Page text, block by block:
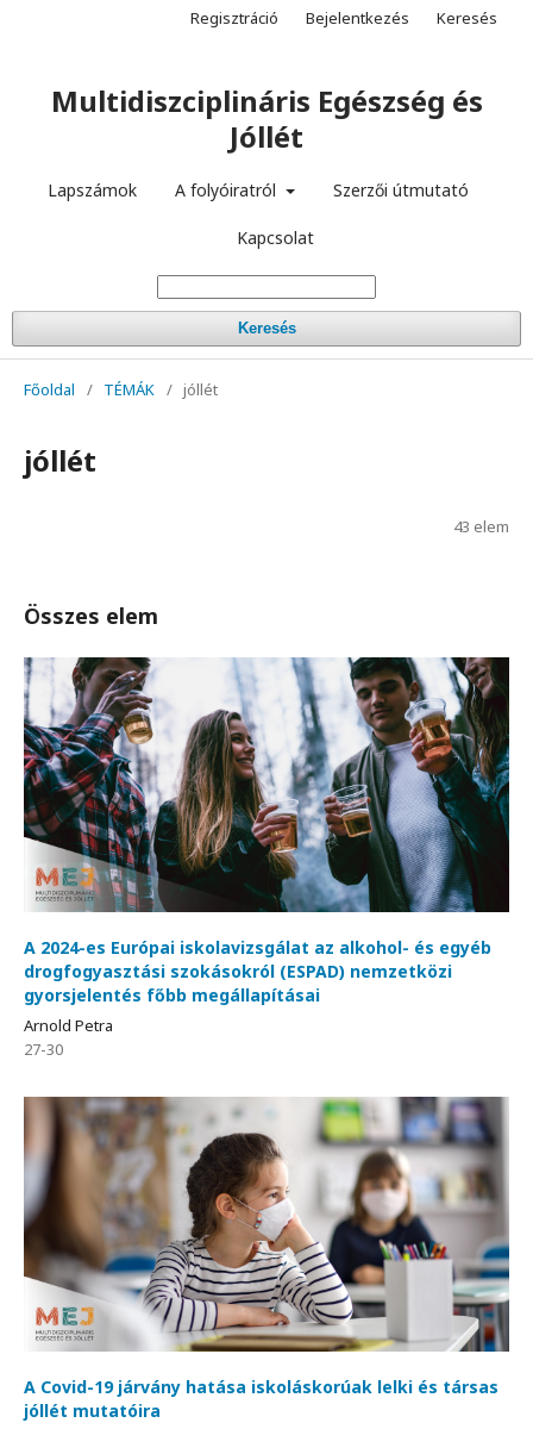
Multidiszciplináris Egészség és
Jóllét
Lapszámok A folyóiratról Szerzői útmutató
Kapcsolat
Keresés
Regisztráció Bejelentkezés Keresés
Főoldal / TÉMÁK / jóllét
jóllét
43 elem
Összes elem
A 2024-es Európai iskolavizsgálat az alkohol- és egyéb
drogfogyasztási szokásokról (ESPAD) nemzetközi
gyorsjelentés főbb megállapításai
Arnold Petra
27-30
A Covid-19 járvány hatása iskoláskorúak lelki és társas
jóllét mutatóira